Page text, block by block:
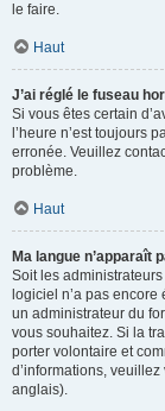
le faire.
Haut
J’ai réglé le fuseau
Si vous êtes certain
l’heure n’est toujours
erronée. Veuillez
problème.
Haut
Ma langue n’apparaît
Soit les
logiciel n’a pas
un administrateur du
vous souhaitez. Si la
porter volontaire et
d’informations,
anglais).